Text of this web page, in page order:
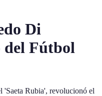
Di
del Fútbol
Rubia', revolucionó el